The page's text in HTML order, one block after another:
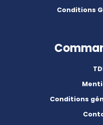
Conditions
Conditions